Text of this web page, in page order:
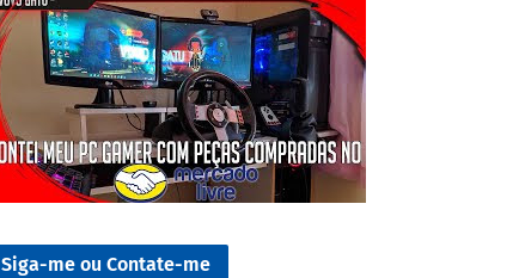
Siga-me ou Contate-me